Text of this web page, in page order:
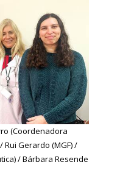
(Coordenadora
Rui Gerardo (MGF) /
/ Bárbara Resende